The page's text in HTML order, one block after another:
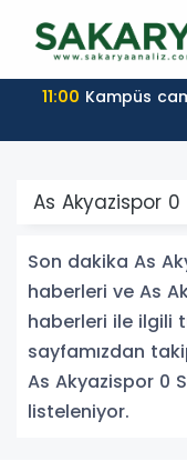
11:00Kampüs camii külliyesinde Kur'an-ı Kerim Sevinci
As Akyazispor
Son dakika As
haberleri ve As
haberleri ile ilgili
sayfamızdan
As Akyazispor 0
listeleniyor.